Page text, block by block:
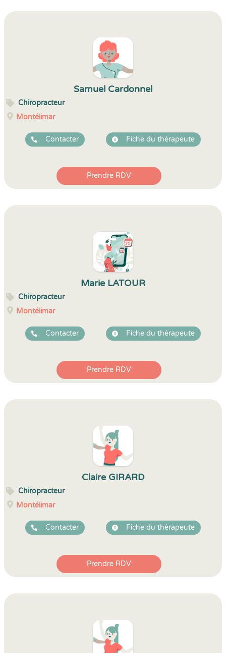
Samuel Cardonnel
Chiropracteur
Montélimar
Contacter Fiche du thérapeute
Prendre RDV
Marie LATOUR
Chiropracteur
Montélimar
Contacter Fiche du thérapeute
Prendre RDV
Claire GIRARD
Chiropracteur
Montélimar
Contacter Fiche du thérapeute
Prendre RDV